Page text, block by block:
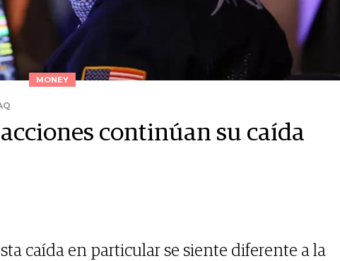
MONEY
continúan su caída
caída en particular se siente diferente a la